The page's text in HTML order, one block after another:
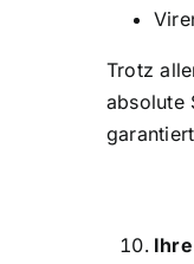
Trotz
absolute